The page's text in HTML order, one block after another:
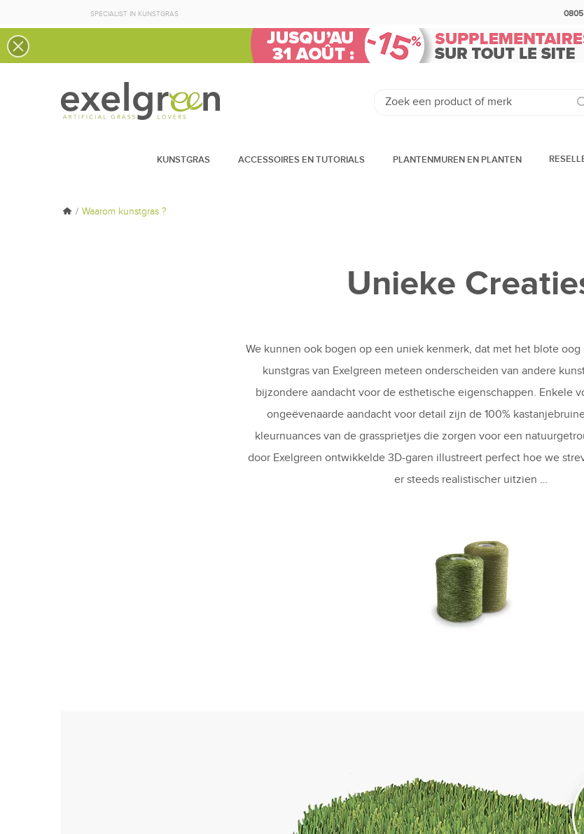
SPECIALIST IN KUNSTGRAS
KUNSTGRAS ACCESSOIRES EN TUTORIALS PLANTENMUREN EN PLANTEN
Waarom kunstgras ?
Unieke
We kunnen ook bogen op een uniek kenmerk, dat met het blote
kunstgras van Exelgreen meteen onderscheiden van andere
bijzondere aandacht voor de esthetische eigenschappen. Enkele
ongeëvenaarde aandacht voor detail zijn de 100%
kleurnuances van de grassprietjes die zorgen voor een
door Exelgreen ontwikkelde 3D-garen illustreert perfect hoe we
er steeds realistischer uitzien …